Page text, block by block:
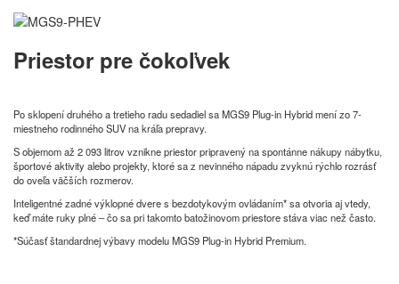
Priestor pre čokoľvek
Po sklopení druhého a tretieho radu sedadiel sa MGS9 Plug-in Hybrid mení zo 7-
miestneho rodinného SUV na kráľa prepravy.
S objemom až 2 093 litrov vznikne priestor pripravený na spontánne nákupy nábytku,
športové aktivity alebo projekty, ktoré sa z nevinného nápadu zvyknú rýchlo rozrásť
do oveľa väčších rozmerov.
Inteligentné zadné výklopné dvere s bezdotykovým ovládaním* sa otvoria aj vtedy,
keď máte ruky plné – čo sa pri takomto batožinovom priestore stáva viac než často.
*Súčasť štandardnej výbavy modelu MGS9 Plug-in Hybrid Premium.